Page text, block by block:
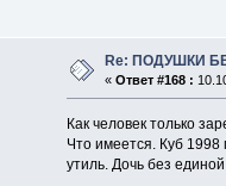
Re: ПОДУШКИ
«Ответ #168 :
Как человек только
Что имеется. Куб
утиль. Дочь без